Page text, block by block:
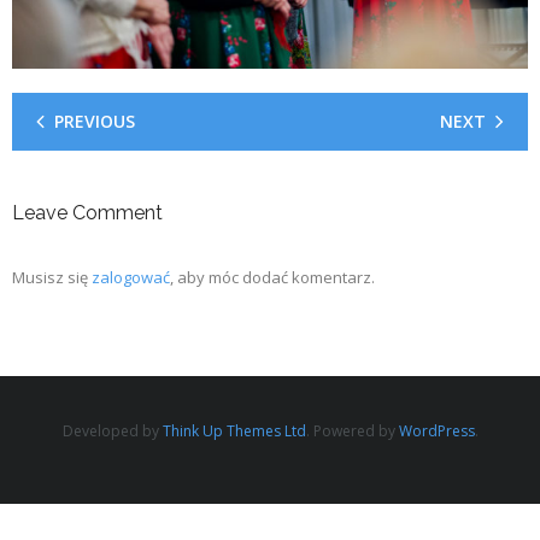
PREVIOUS NEXT
Leave Comment
Musisz się zalogować, aby móc dodać komentarz.
Developed byThink Up Themes Ltd. Powered byWordPress.